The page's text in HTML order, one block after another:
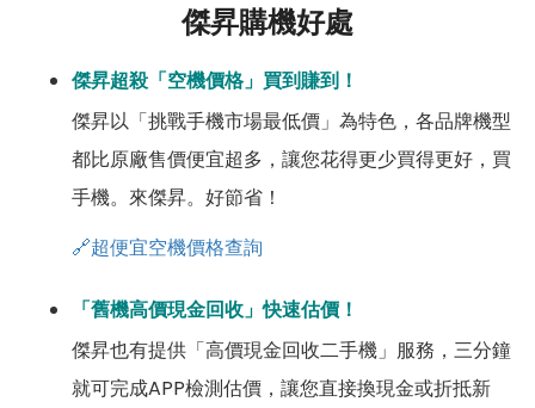
傑昇購機好處
傑昇超殺「空機價格」買到賺到！
傑昇以「挑戰手機市場最低價」為特色，各品牌機型
都比原廠售價便宜超多，讓您花得更少買得更好，買
手機。來傑昇。好節省！
🔗超便宜空機價格查詢
「舊機高價現金回收」快速估價！
傑昇也有提供「高價現金回收二手機」服務，三分鐘
就可完成APP檢測估價，讓您直接換現金或折抵新